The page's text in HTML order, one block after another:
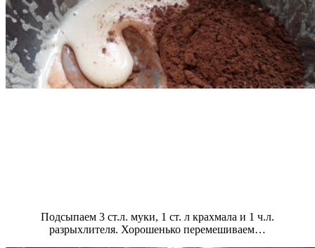
Подсыпаем 3 ст.л. муки, 1 ст. л крахмала и 1 ч.л.
разрыхлителя. Хорошенько перемешиваем…